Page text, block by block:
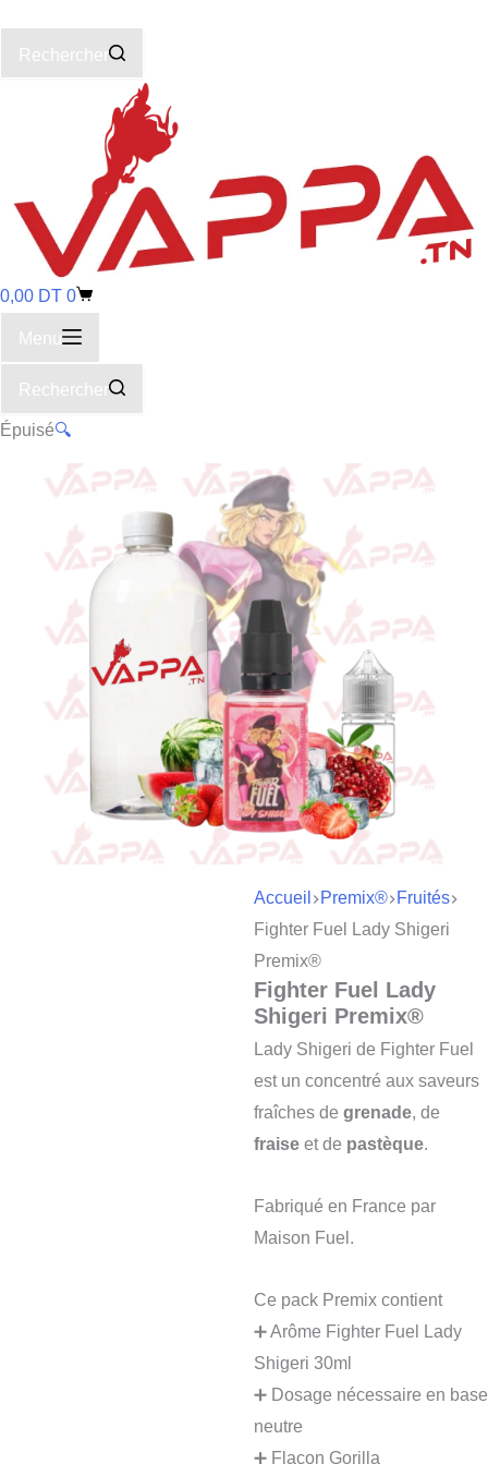
Rechercher
0,00 DT 0
Menu
Rechercher
Épuisé🔍
Accueil Premix® Fruités
Fighter Fuel Lady Shigeri
Premix®
Fighter Fuel Lady
Shigeri Premix®
Lady Shigeri de Fighter Fuel
est un concentré aux saveurs
fraîches de grenade, de
fraiseet de pastèque.
Fabriqué en France par
Maison Fuel.
Ce pack Premix contient
➕ Arôme Fighter Fuel Lady
Shigeri 30ml
➕ Dosage nécessaire en base
neutre
➕ Flacon Gorilla